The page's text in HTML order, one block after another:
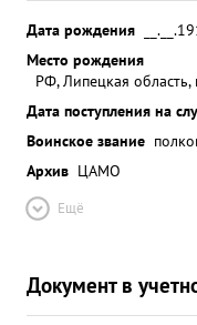
Дата рождения
Место рождения
РФ, Липецкая область,
Дата поступления на
Воинское звание
Архив ЦАМО
Ещё
Документ в